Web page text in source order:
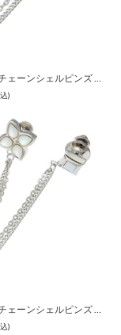
スクエアWチェーンシェルピンズ ブラック
)
)